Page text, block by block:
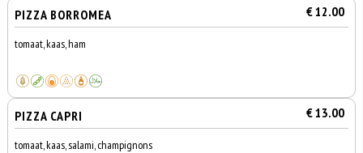
PIZZA BORROMEA € 12.00
tomaat, kaas, ham
PIZZA CAPRI € 13.00
tomaat, kaas, salami, champignons